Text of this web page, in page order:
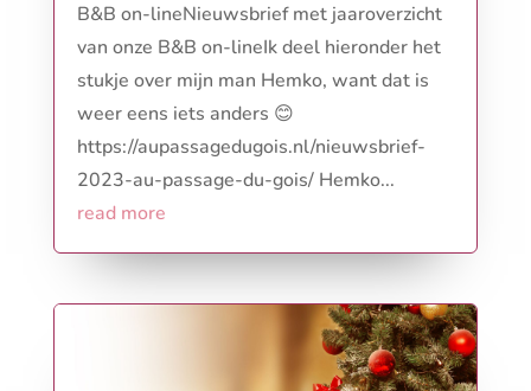
B&B on-lineNieuwsbrief met jaaroverzicht
van onze B&B on-lineIk deel hieronder het
stukje over mijn man Hemko, want dat is
weer eens iets anders 😊
https://aupassagedugois.nl/nieuwsbrief-
2023-au-passage-du-gois/ Hemko...
read more